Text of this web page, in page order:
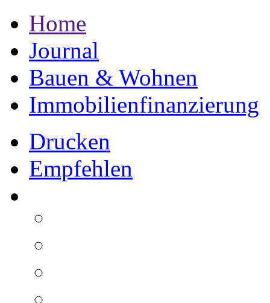
Home
Journal
Bauen & Wohnen
Immobilienfinanzierung
Drucken
Empfehlen